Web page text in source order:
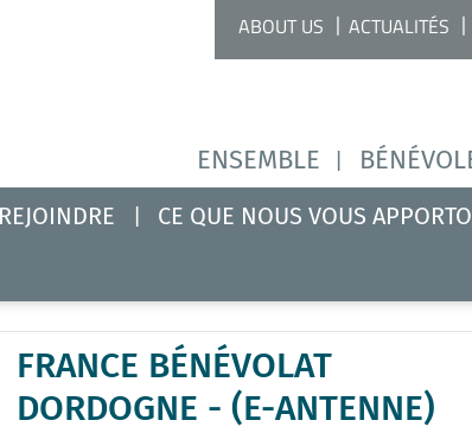
ENSEMBLE
ABOUT US ACTUALITÉS
CE QUE NOUS VOUS
FRANCE BÉNÉVOLAT
DORDOGNE - (E-ANTENNE)